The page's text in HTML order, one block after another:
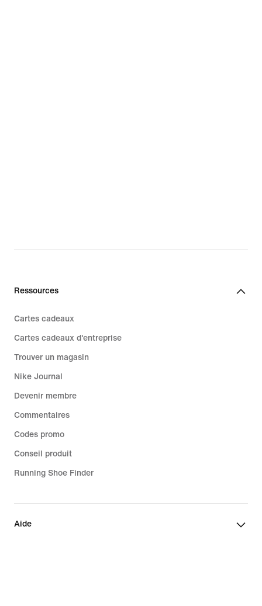
Ressources
Cartes cadeaux
Cartes cadeaux d'entreprise
Trouver un magasin
Nike Journal
Devenir membre
Commentaires
Codes promo
Conseil produit
Running Shoe Finder
Aide